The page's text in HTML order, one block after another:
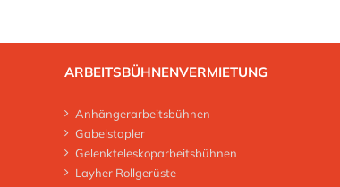
ARBEITSBÜHNENVERMIETUNG
Anhängerarbeitsbühnen
Gabelstapler
Gelenkteleskoparbeitsbühnen
Layher Rollgerüste